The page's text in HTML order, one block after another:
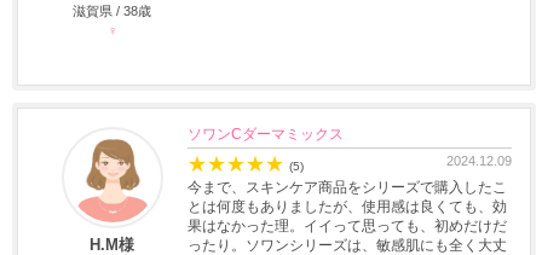
滋賀県 / 38歳
♀
H.M様
ソワンCダーマミックス
★★★★★ (5) 2024.12.09
今まで、スキンケア商品をシリーズで購入したこ
とは何度もありましたが、使用感は良くても、効
果はなかった理。イイって思っても、初めだけだ
ったり。ソワンシリーズは、敏感肌にも全く大丈